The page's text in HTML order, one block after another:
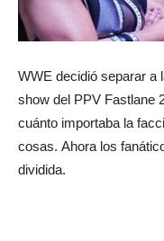
WWE decidió separar a
show del PPV Fastlane
cuánto importaba la
cosas. Ahora los
dividida.